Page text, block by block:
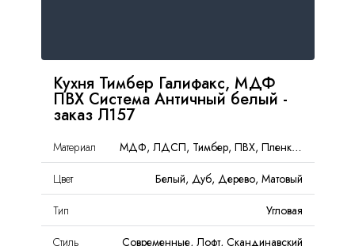
Кухня Тимбер Галифакс, МДФ
ПВХ Система Античный белый -
заказ Л157
Материал
МДФ, ЛДСП, Тимбер, ПВХ, Пленка, PET
Цвет
Белый, Дуб, Дерево, Матовый
Тип
Угловая
Стиль
Современные, Лофт, Скандинавский